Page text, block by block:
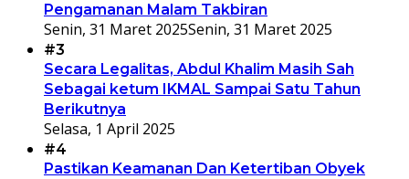
Pengamanan Malam Takbiran
Senin, 31 Maret 2025Senin, 31 Maret 2025
#3
Secara Legalitas, Abdul Khalim Masih Sah
Sebagai ketum IKMAL Sampai Satu Tahun
Berikutnya
Selasa, 1 April 2025
#4
Pastikan Keamanan Dan Ketertiban Obyek